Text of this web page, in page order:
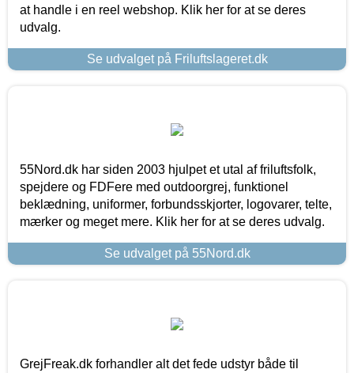
at handle i en reel webshop. Klik her for at se deres
udvalg.
Se udvalget på Friluftslageret.dk
55Nord.dk har siden 2003 hjulpet et utal af friluftsfolk,
spejdere og FDFere med outdoorgrej, funktionel
beklædning, uniformer, forbundsskjorter, logovarer, telte,
mærker og meget mere. Klik her for at se deres udvalg.
Se udvalget på 55Nord.dk
GrejFreak.dk forhandler alt det fede udstyr både til